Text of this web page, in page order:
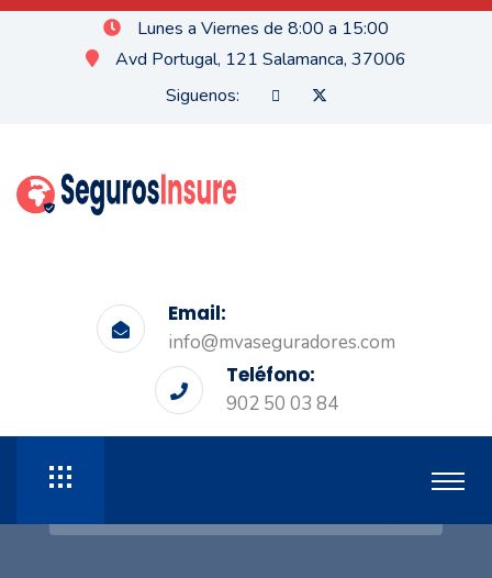
Lunes a Viernes de 8:00 a 15:00
Avd Portugal, 121 Salamanca, 37006
Siguenos:
Email:
info@mvaseguradores.com
Teléfono:
902 50 03 84